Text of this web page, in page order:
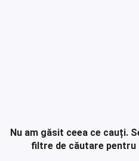
Nu am găsit ceea ce cauți.
filtre de căutare